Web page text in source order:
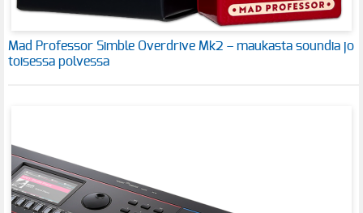
Mad Professor Simble Overdrive Mk2 – maukasta soundia jo
toisessa polvessa